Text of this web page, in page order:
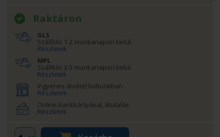
Raktáron
GLS
Szállítás 1-2 munkanapon belül.
Részletek
MPL
Szállítás 3-5 munkanapon belül.
Részletek
Ingyenes átvétel boltunkban
Részletek
Online bankkártyával, átutalás
Részletek